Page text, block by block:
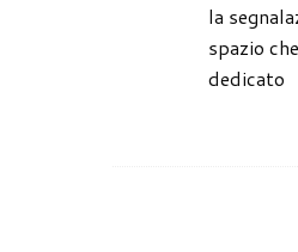
la
spazio
dedicato